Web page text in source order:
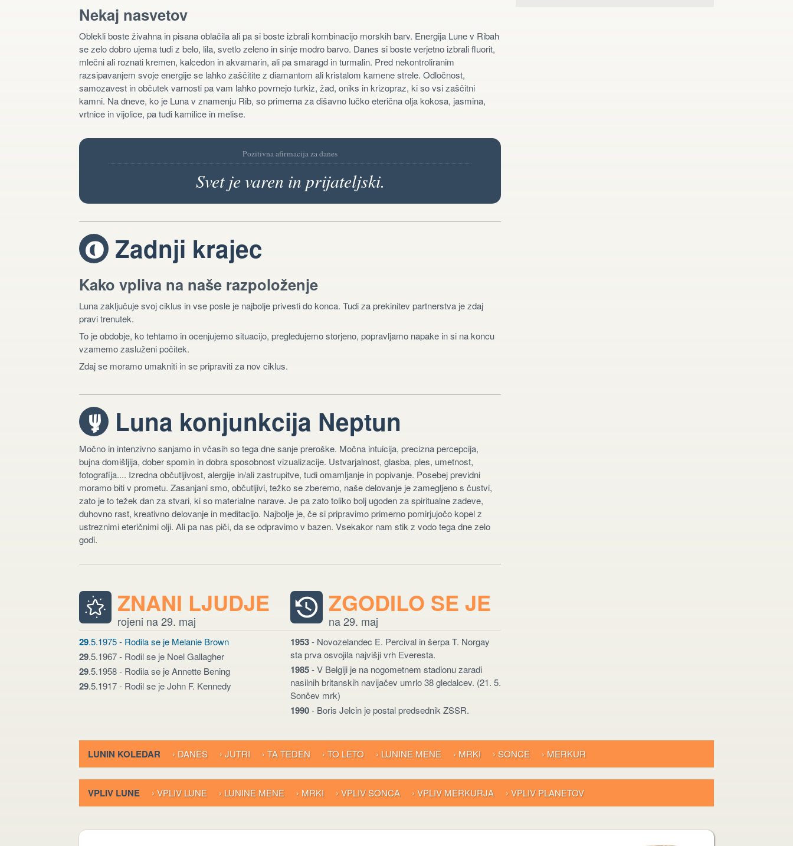
Nekaj nasvetov
Oblekli boste živahna in pisana oblačila ali pa si boste izbrali kombinacijo morskih barv. Energija Lune v Ribah
se zelo dobro ujema tudi z belo, lila, svetlo zeleno in sinje modro barvo. Danes si boste verjetno izbrali fluorit,
mlečni ali roznati kremen, kalcedon in akvamarin, ali pa smaragd in turmalin. Pred nekontroliranim
razsipavanjem svoje energije se lahko zaščitite z diamantom ali kristalom kamene strele. Odločnost,
samozavest in občutek varnosti pa vam lahko povrnejo turkiz, žad, oniks in krizopraz, ki so vsi zaščitni
kamni. Na dneve, ko je Luna v znamenju Rib, so primerna za dišavno lučko eterična olja kokosa, jasmina,
vrtnice in vijolice, pa tudi kamilice in melise.
Pozitivna afirmacija za danes
Svet je varen in prijateljski.
V Zadnji krajec
Kako vpliva na naše razpoloženje
Luna zaključuje svoj ciklus in vse posle je najbolje privesti do konca. Tudi za prekinitev partnerstva je zdaj
pravi trenutek.
To je obdobje, ko tehtamo in ocenjujemo situacijo, pregledujemo storjeno, popravljamo napake in si na koncu
vzamemo zasluženi počitek.
Zdaj se moramo umakniti in se pripraviti za nov ciklus.
i Luna konjunkcija Neptun
Močno in intenzivno sanjamo in včasih so tega dne sanje preroške. Močna intuicija, precizna percepcija,
bujna domišljija, dober spomin in dobra sposobnost vizualizacije. Ustvarjalnost, glasba, ples, umetnost,
fotografija.... Izredna občutljivost, alergije in/ali zastrupitve, tudi omamljanje in popivanje. Posebej previdni
moramo biti v prometu. Zasanjani smo, občutljivi, težko se zberemo, naše delovanje je zamegljeno s čustvi,
zato je to težek dan za stvari, ki so materialne narave. Je pa zato toliko bolj ugoden za spiritualne zadeve,
duhovno rast, kreativno delovanje in meditacijo. Najbolje je, če si pripravimo primerno pomirjujočo kopel z
ustreznimi eteričnimi olji. Ali pa nas piči, da se odpravimo v bazen. Vsekakor nam stik z vodo tega dne zelo
godi.
ZNANI LJUDJE
rojeni na 29. maj
29.5.1975 - Rodila se je Melanie Brown
29.5.1967 - Rodil se je Noel Gallagher
29.5.1958 - Rodila se je Annette Bening
29.5.1917 - Rodil se je John F. Kennedy
ZGODILO SE JE
na 29. maj
1953- Novozelandec E. Percival in šerpa T. Norgay
sta prva osvojila najvišji vrh Everesta.
1985- V Belgiji je na nogometnem stadionu zaradi
nasilnih britanskih navijačev umrlo 38 gledalcev. (21. 5.
Sončev mrk)
1990- Boris Jelcin je postal predsednik ZSSR.
LUNIN KOLEDAR › DANES › JUTRI › TA TEDEN › TO LETO › LUNINE MENE › MRKI › SONCE › MERKUR
VPLIV LUNE › VPLIV LUNE › LUNINE MENE › MRKI › VPLIV SONCA › VPLIV MERKURJA › VPLIV PLANETOV